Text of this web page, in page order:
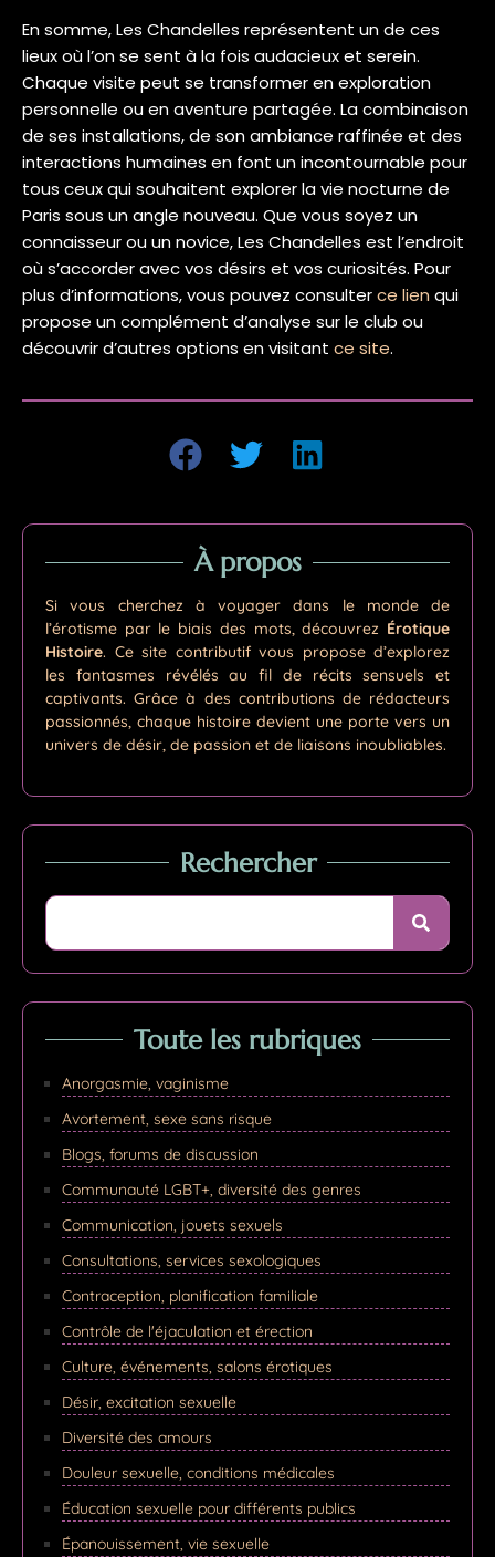
En somme, Les Chandelles représentent un de ces
lieux où l’on se sent à la fois audacieux et serein.
Chaque visite peut se transformer en exploration
personnelle ou en aventure partagée. La combinaison
de ses installations, de son ambiance raffinée et des
interactions humaines en font un incontournable pour
tous ceux qui souhaitent explorer la vie nocturne de
Paris sous un angle nouveau. Que vous soyez un
connaisseur ou un novice, Les Chandelles est l’endroit
où s’accorder avec vos désirs et vos curiosités. Pour
plus d’informations, vous pouvez consulterce lien qui
propose un complément d’analyse sur le club ou
découvrir d’autres options en visitant ce site.
À propos
Si vous cherchez à voyager dans le monde de
l’érotisme par le biais des mots, découvrez Érotique
Histoire. Ce site contributif vous propose d’explorez
les fantasmes révélés au fil de récits sensuels et
captivants. Grâce à des contributions de rédacteurs
passionnés, chaque histoire devient une porte vers un
univers de désir, de passion et de liaisons inoubliables.
Rechercher
Toute les rubriques
Anorgasmie, vaginisme
Avortement, sexe sans risque
Blogs, forums de discussion
Communauté LGBT+, diversité des genres
Communication, jouets sexuels
Consultations, services sexologiques
Contraception, planification familiale
Contrôle de l'éjaculation et érection
Culture, événements, salons érotiques
Désir, excitation sexuelle
Diversité des amours
Douleur sexuelle, conditions médicales
Éducation sexuelle pour différents publics
Épanouissement, vie sexuelle